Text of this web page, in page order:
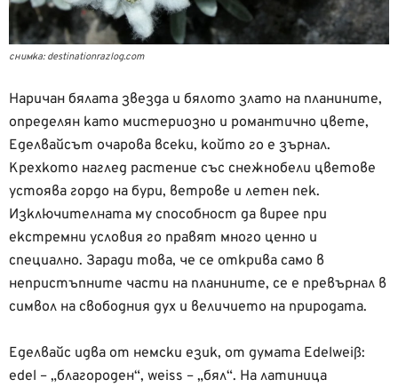
снимка: destinationrazlog.com
Наричан бялата звезда и бялото злато на планините,
определян като мистериозно и романтично цвете,
Еделвайсът очарова всеки, който го е зърнал.
Крехкото наглед растение със снежнобели цветове
устоява гордо на бури, ветрове и летен пек.
Изключителната му способност да вирее при
екстремни условия го правят много ценно и
специално. Заради това, че се открива само в
непристъпните части на планините, се е превърнал в
символ на свободния дух и величието на природата.
Еделвайс идва от немски език, от думата Edelweiß:
edel – „благороден“, weiss – „бял“. На латиница